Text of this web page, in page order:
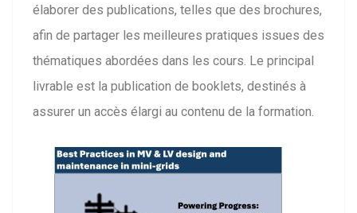
élaborer des publications, telles que des brochures,
afin de partager les meilleures pratiques issues des
thématiques abordées dans les cours. Le principal
livrable est la publication de booklets, destinés à
assurer un accès élargi au contenu de la formation.